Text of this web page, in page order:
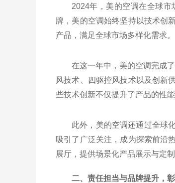
2024年，美的空调在全球
牌，美的空调始终坚持以技术创
产品，满足全球市场多样化需求。
在这一年中，美的空调完成
风技术、四驱控风技术以及创新
些技术创新不仅提升了产品的性
此外，美的空调还通过全球
吸引了广泛关注，成为探索前沿
展厅，提供场景化产品展示与定
二、责任担当与品牌提升，